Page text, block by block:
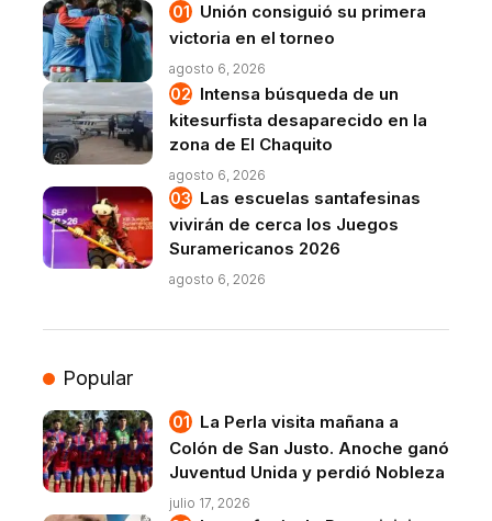
Unión consiguió su primera
victoria en el torneo
agosto 6, 2026
Intensa búsqueda de un
kitesurfista desaparecido en la
zona de El Chaquito
agosto 6, 2026
Las escuelas santafesinas
vivirán de cerca los Juegos
Suramericanos 2026
agosto 6, 2026
Popular
La Perla visita mañana a
Colón de San Justo. Anoche ganó
Juventud Unida y perdió Nobleza
julio 17, 2026